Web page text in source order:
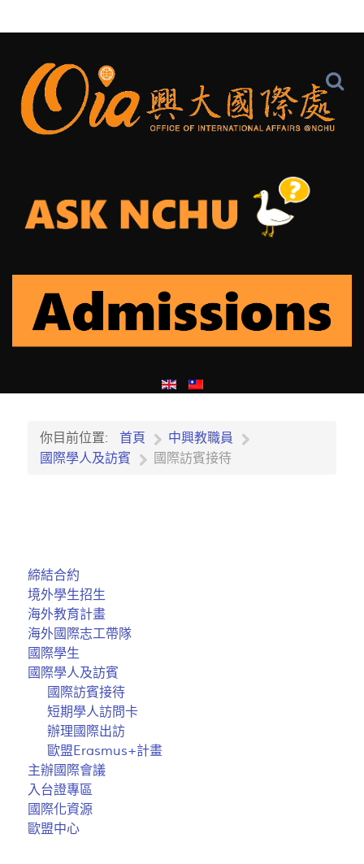
你目前位置: 首頁
中興教職員
國際學人及訪賓
國際訪賓接待
締結合約
境外學生招生
海外教育計畫
海外國際志工帶隊
國際學生
國際學人及訪賓
國際訪賓接待
短期學人訪問卡
辦理國際出訪
歐盟Erasmus+計畫
主辦國際會議
入台證專區
國際化資源
歐盟中心